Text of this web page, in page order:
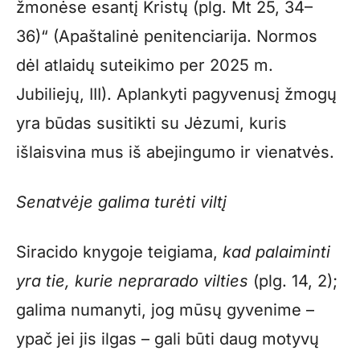
žmonėse esantį Kristų (plg. Mt 25, 34–
36)“ (Apaštalinė penitenciarija. Normos
dėl atlaidų suteikimo per 2025 m.
Jubiliejų, III). Aplankyti pagyvenusį žmogų
yra būdas susitikti su Jėzumi, kuris
išlaisvina mus iš abejingumo ir vienatvės.
Senatvėje galima turėti viltį
Siracido knygoje teigiama, kad palaiminti
yra tie, kurie neprarado vilties (plg. 14, 2);
galima numanyti, jog mūsų gyvenime –
ypač jei jis ilgas – gali būti daug motyvų